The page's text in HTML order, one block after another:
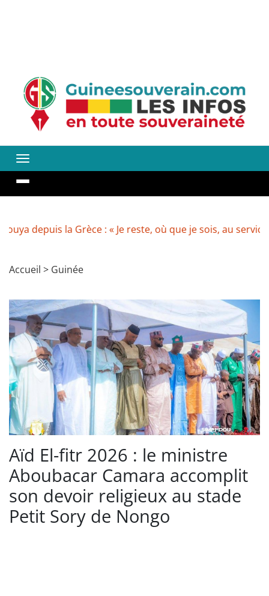
la Grèce : « Je reste, où que je sois, au service
Accueil > Guinée
Aïd El-fitr 2026 : le ministre
Aboubacar Camara accomplit
son devoir religieux au stade
Petit Sory de Nongo